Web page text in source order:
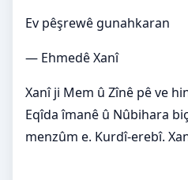
Ev pêşrewê gunahkaran
— Ehmedê Xanî
Xanî ji Mem û Zînê pê ve
Eqîda îmanê û Nûbihara
menzûm e. Kurdî-erebî.